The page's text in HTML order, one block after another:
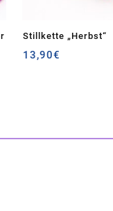
Stillkette „Herbst“
13,90€